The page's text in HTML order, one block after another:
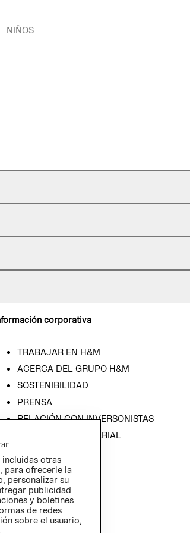
NIÑOS
corporativa
TRABAJAR EN H&M
ACERCA DEL GRUPO H&M
SOSTENIBILIDAD
PRENSA
RELACIÓN CON INVERSONISTAS
POLÍTICA EMPRESARIAL
otras
para ofrecerle la
personalizar su
publicidad
y boletines
de redes
sobre el usuario,